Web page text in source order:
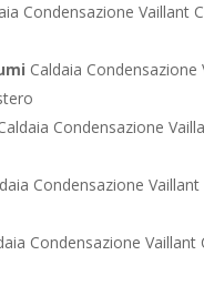
Condensazione Vaillant
Caldaia Condensazione
Condensazione
Condensazione Vaillant
Condensazione Vaillant